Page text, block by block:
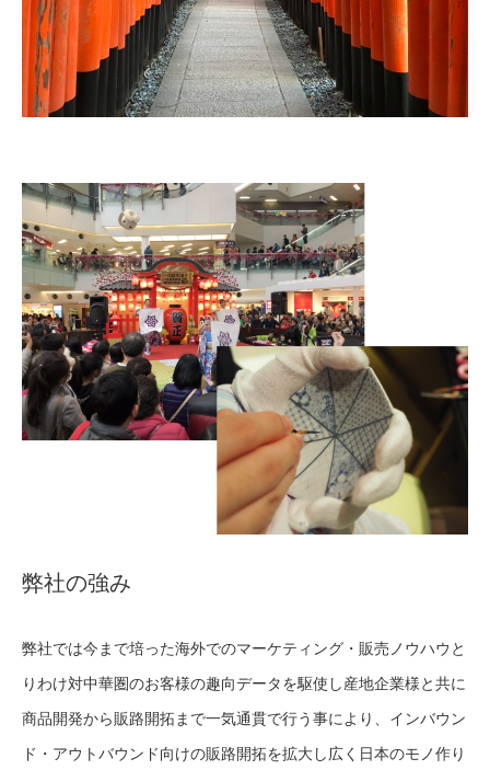
弊社の強み
弊社では今まで培った海外でのマーケティング・販売ノウハウと
りわけ対中華圏のお客様の趣向データを駆使し産地企業様と共に
商品開発から販路開拓まで一気通貫で行う事により、インバウン
ド・アウトバウンド向けの販路開拓を拡大し広く日本のモノ作り